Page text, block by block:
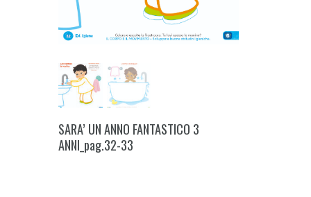
SARA’ UN ANNO FANTASTICO 3
ANNI_pag.32-33